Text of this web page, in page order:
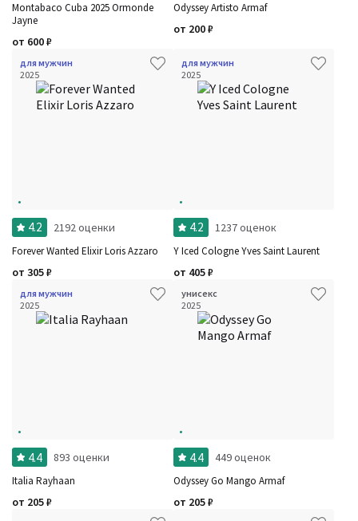
Montabaco Cuba 2025 Ormonde
Jayne
от 600₽
Odyssey Artisto Armaf
от 200₽
для мужчин
2025
4.2 2192 оценки
Forever Wanted Elixir Loris Azzaro
от 305₽
для мужчин
2025
4.2 1237 оценок
Y Iced Cologne Yves Saint Laurent
от 405₽
для мужчин
2025
4.4 893 оценки
Italia Rayhaan
от 205₽
унисекс
2025
4.4 449 оценок
Odyssey Go Mango Armaf
от 205₽